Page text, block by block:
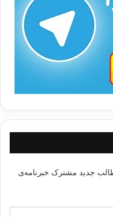
جدید مشترک خبرنامه‌ی